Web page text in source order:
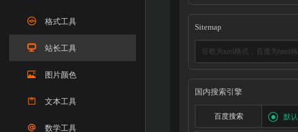
格式工具
站长工具
图片颜色
文本工具
数学工具
Sitemap
国内搜索引擎
百度搜索 默认